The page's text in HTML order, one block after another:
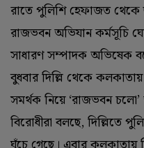
রাতে পুলিশি হেফাজত থেকে
রাজভবন অভিযান কর্মসূচি
সাধারণ সম্পাদক অভিষেক
বুধবার দিল্লি থেকে
সমর্থক নিয়ে ‘রাজভবন
বিরোধীরা বলছে, দিল্লিতে